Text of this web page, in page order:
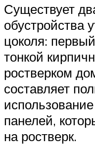
Существует
обустройства
цоколя:
тонкой
ростверком
составляет
панелей,
на ростверк.